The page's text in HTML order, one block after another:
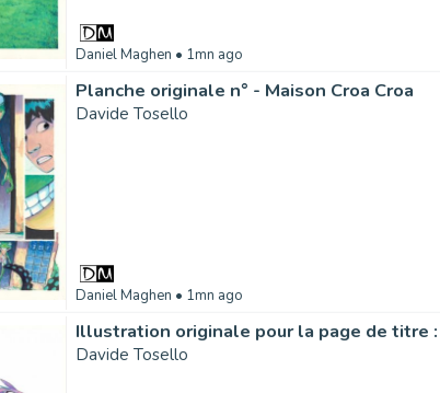
Daniel Maghen • 1mn ago
Planche originale n° - Maison Croa Croa
Davide Tosello
Daniel Maghen • 1mn ago
Davide Tosello